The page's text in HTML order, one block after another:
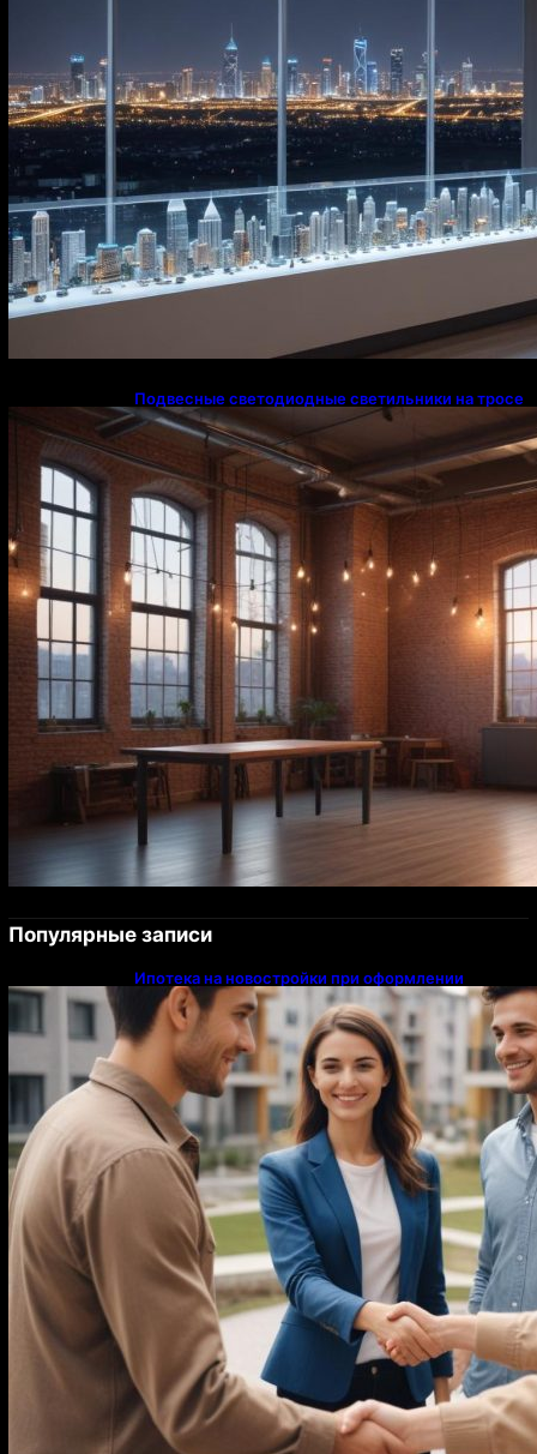
Подвесные светодиодные светильники на тросе
Популярные записи
Ипотека на новостройки при оформлении
напрямую у застройщика